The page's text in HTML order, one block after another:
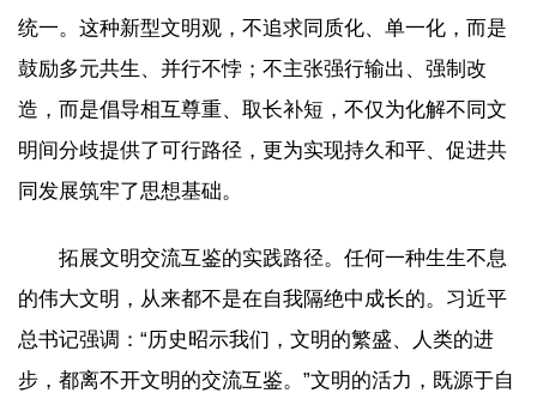
统一。这种新型文明观，不追求同质化、单一化，而是
鼓励多元共生、并行不悖；不主张强行输出、强制改
造，而是倡导相互尊重、取长补短，不仅为化解不同文
明间分歧提供了可行路径，更为实现持久和平、促进共
同发展筑牢了思想基础。
拓展文明交流互鉴的实践路径。任何一种生生不息
的伟大文明，从来都不是在自我隔绝中成长的。习近平
总书记强调：“历史昭示我们，文明的繁盛、人类的进
步，都离不开文明的交流互鉴。”文明的活力，既源于自